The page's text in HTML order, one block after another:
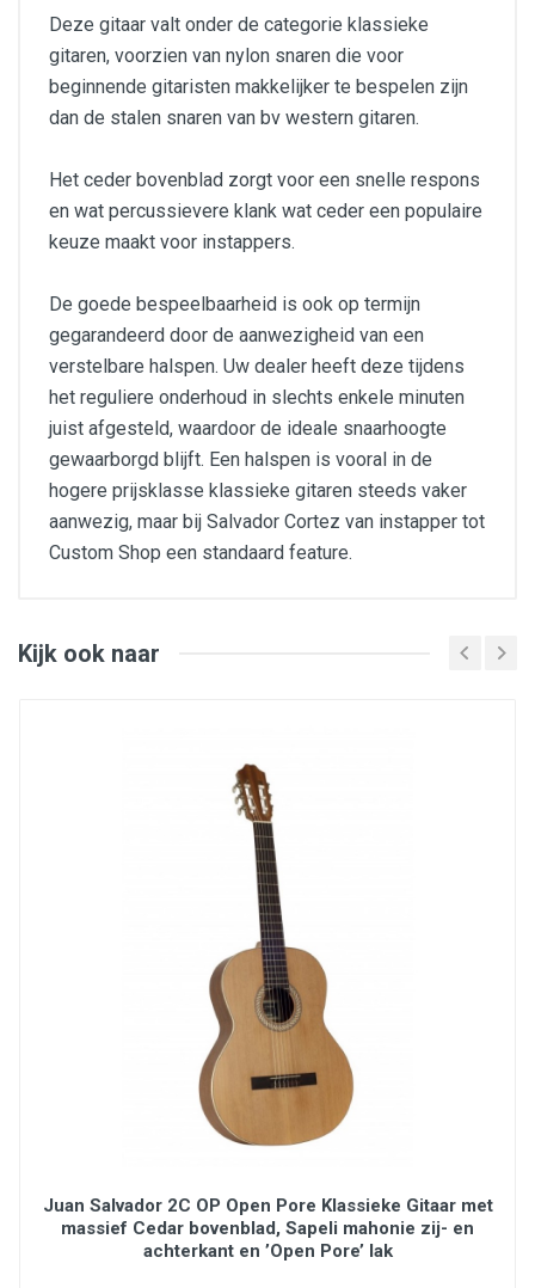
Deze gitaar valt onder de categorie klassieke
gitaren, voorzien van nylon snaren die voor
beginnende gitaristen makkelijker te bespelen zijn
dan de stalen snaren van bv western gitaren.
Het ceder bovenblad zorgt voor een snelle respons
en wat percussievere klank wat ceder een populaire
keuze maakt voor instappers.
De goede bespeelbaarheid is ook op termijn
gegarandeerd door de aanwezigheid van een
verstelbare halspen. Uw dealer heeft deze tijdens
het reguliere onderhoud in slechts enkele minuten
juist afgesteld, waardoor de ideale snaarhoogte
gewaarborgd blijft. Een halspen is vooral in de
hogere prijsklasse klassieke gitaren steeds vaker
aanwezig, maar bij Salvador Cortez van instapper tot
Custom Shop een standaard feature.
bridge wood black walnut/juglans nigra
scale length 650 mm
string spacing nut 44 mm
string spacing bridge61 mm
upper bout width 288 mm
soundhole diameter 88 mm
Kijk ook naar
Juan Salvador 2C OP Open Pore Klassieke Gitaar met
massief Cedar bovenblad, Sapeli mahonie zij- en
achterkant en ’Open Pore’ lak